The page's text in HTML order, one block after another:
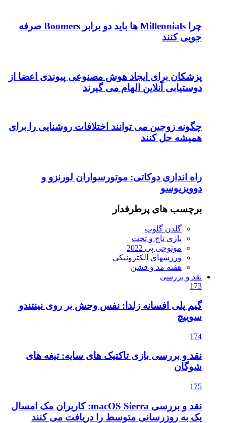
چرا Millennials ها باید دو برابر Boomers صرفه
جویی کنند
پزشکان برای ایجاد هوش مصنوعی پیوندی اعضا از
دوستیابی آنلاین الهام می گیرند
چگونه زوجین می توانند اختلافات روشنایی را برای
همیشه حل کنند
راه اندازی دوکاتی: موتورسواران لورنزو و
دوویزیوسو
برچسب های پرطرفدار
گلدن گلوب
بازی تاج و تخت
موتوجی پی 2022
ورزشهای الکترونیکی
هفته مد و فشن
نقد و بررسی
173
گیم پلی افسانه زلدا: نفس وحش بر روی نینتندو
سوییچ
174
نقد و بررسی بازی تاکتیک های سایه: تیغه های
شوگان
175
نقد و بررسی macOS Sierra: کاربران مک امسال
یک به روزرسانی متوسط را دریافت می کنند